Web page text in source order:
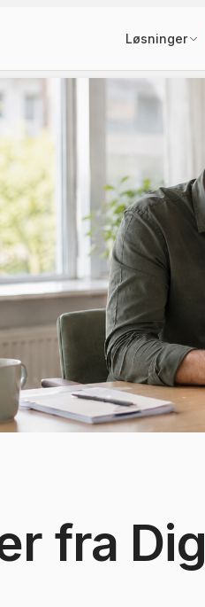
Løsninger
fra